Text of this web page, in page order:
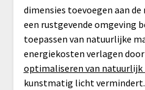
dimensies toevoegen aan
een rustgevende omgeving
toepassen van natuurlijke
energiekosten verlagen
optimaliseren van
kunstmatig licht vermindert.